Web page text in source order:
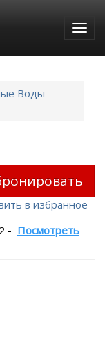
Воды
в избранное
- Посмотреть